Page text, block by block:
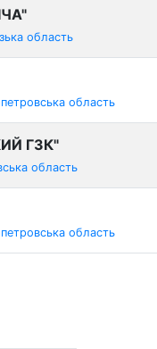
область
область
ГЗК"
область
область